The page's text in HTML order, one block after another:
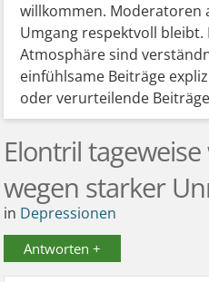
willkommen. Moderatoren
Umgang respektvoll bleibt.
Atmosphäre sind
einfühlsame Beiträge
oder verurteilende
Elontril
wegen starker
in Depressionen
Antworten +